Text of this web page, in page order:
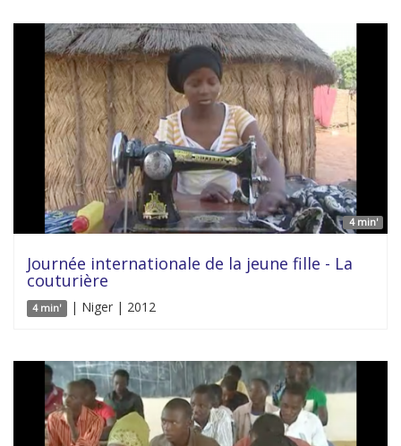
4 min'
Journée internationale de la jeune fille - La
couturière
4 min' | Niger | 2012